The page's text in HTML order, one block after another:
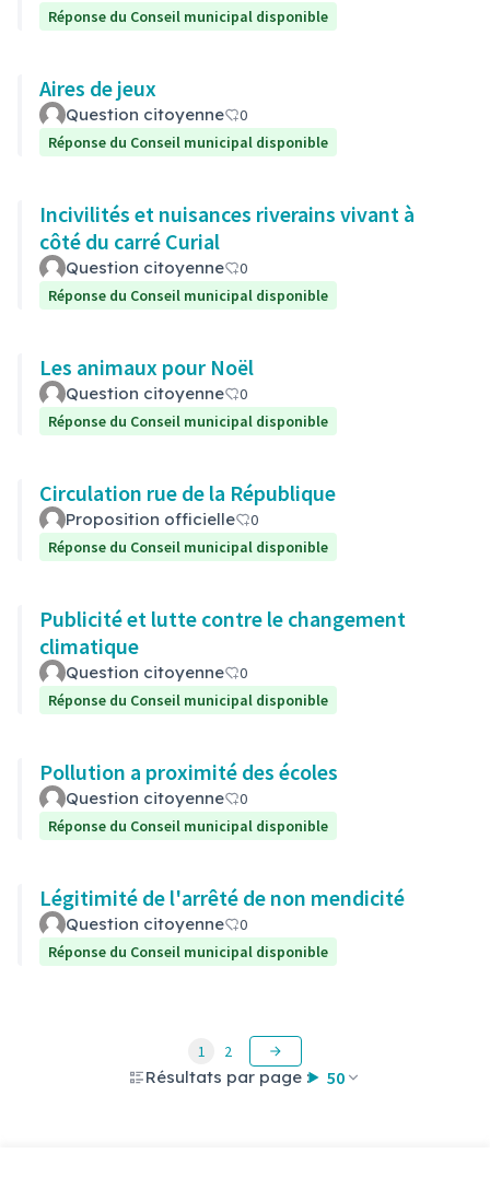
Réponse du Conseil municipal disponible
Aires de jeux
Question citoyenne
0
Réponse du Conseil municipal disponible
Incivilités et nuisances riverains vivant à
côté du carré Curial
Question citoyenne
0
Réponse du Conseil municipal disponible
Les animaux pour Noël
Question citoyenne
0
Réponse du Conseil municipal disponible
Circulation rue de la République
Proposition officielle
0
Réponse du Conseil municipal disponible
Publicité et lutte contre le changement
climatique
Question citoyenne
0
Réponse du Conseil municipal disponible
Pollution a proximité des écoles
Question citoyenne
0
Réponse du Conseil municipal disponible
Légitimité de l'arrêté de non mendicité
Question citoyenne
0
Réponse du Conseil municipal disponible
Résultats par page : 50
1 2